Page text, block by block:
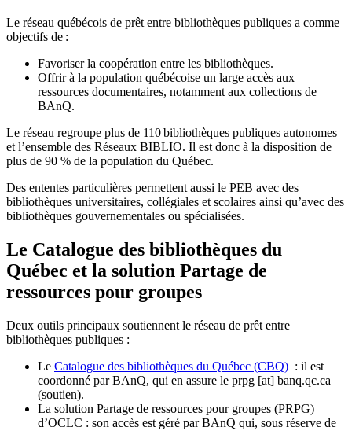
Le réseau québécois de prêt entre bibliothèques publiques a comme
objectifs de :
Favoriser la coopération entre les bibliothèques.
Offrir à la population québécoise un large accès aux
ressources documentaires, notamment aux collections de
BAnQ.
Le réseau regroupe plus de 110bibliothèques publiques autonomes
et l’ensemble des Réseaux BIBLIO. Il est donc à la disposition de
plus de 90 % de la population du Québec.
Des ententes particulières permettent aussi le PEB avec des
bibliothèques universitaires, collégiales et scolaires ainsi qu’avec des
bibliothèques gouvernementales ou spécialisées.
Le Catalogue des bibliothèques du
Québec et la solution Partage de
ressources pour groupes
Deux outils principaux soutiennent le réseau de prêt entre
bibliothèques publiques :
Le Catalogue des bibliothèques du Québec (CBQ) : il est
coordonné par BAnQ, qui en assure le prpg [at] banq.qc.ca
(soutien).
La solution Partage de ressources pour groupes (PRPG)
d’OCLC : son accès est géré par BAnQ qui, sous réserve de